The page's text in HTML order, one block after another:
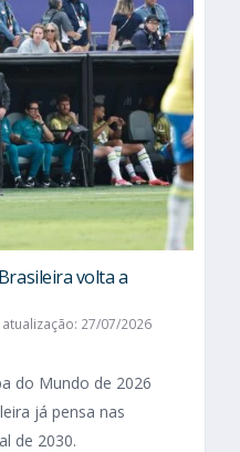
volta a
27/07/2026
do Mundo de 2026
já pensa nas
de 2030.